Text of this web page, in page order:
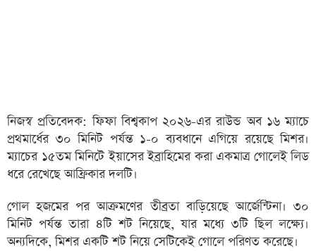
নিজস্ব প্রতিবেদক: ফিফা বিশ্বকাপ ২০২৬-এর রাউন্ড অব ১৬ ম্যাচে
প্রথমার্ধের ৩০ মিনিট পর্যন্ত ১-০ ব্যবধানে এগিয়ে রয়েছে মিশর।
ম্যাচের ১৫তম মিনিটে ইয়াসের ইব্রাহিমের করা একমাত্র গোলেই লিড
ধরে রেখেছে আফ্রিকার দলটি।
গোল হজমের পর আক্রমণের তীব্রতা বাড়িয়েছে আর্জেন্টিনা। ৩০
মিনিট পর্যন্ত তারা ৪টি শট নিয়েছে, যার মধ্যে ৩টি ছিল লক্ষ্যে।
অন্যদিকে, মিশর একটি শট নিয়ে সেটিকেই গোলে পরিণত করেছে।